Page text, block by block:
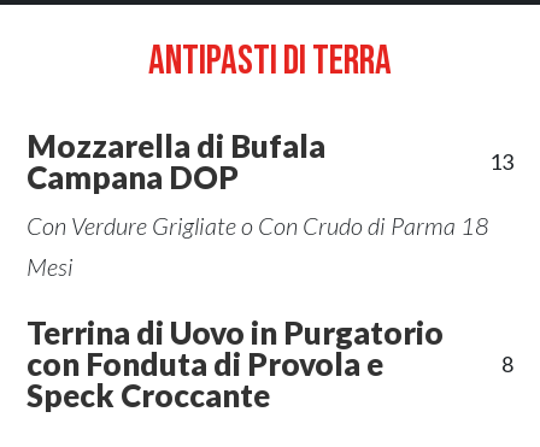
Antipasti di terra
Mozzarella di Bufala
Campana DOP
13
Con Verdure Grigliate o Con Crudo di Parma 18
Mesi
Terrina di Uovo in Purgatorio
con Fonduta di Provola e
Speck Croccante
8